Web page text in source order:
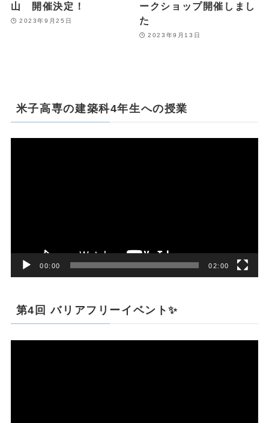
山 開催決定！
2023年9月25日
ークショップ開催しまし
た
2023年9月13日
米子高専の建築科4年生への授業
00:00 02:00
第4回 バリアフリーイベント✨